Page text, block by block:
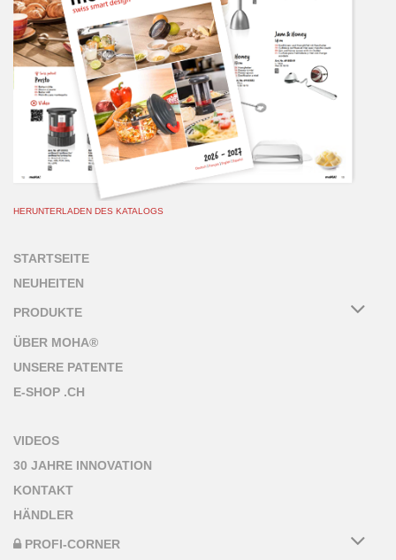
HERUNTERLADEN DES KATALOGS
STARTSEITE
NEUHEITEN
PRODUKTE
ÜBER MOHA®
UNSERE PATENTE
E-SHOP .CH
VIDEOS
30 JAHRE INNOVATION
KONTAKT
HÄNDLER
PROFI-CORNER